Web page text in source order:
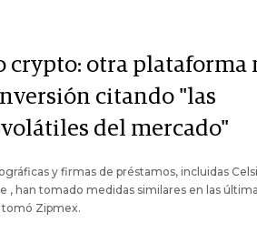
crypto: otra plataforma
citando "las
del mercado"
y firmas de préstamos, incluidas
, han tomado medidas similares en las
tomó Zipmex.